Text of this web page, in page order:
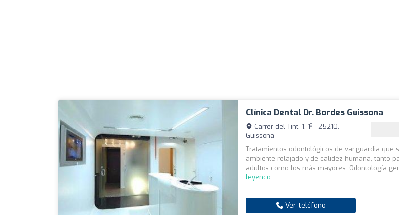
Clínica Dental Dr. Bordes Guissona
Carrer del Tint, 1, 1º - 25210,
Guissona
Tratamientos odontológicos de vanguardia que
ambiente relajado y de calidez humana, tanto
adultos como los más mayores. Odontología
leyendo
Ver teléfono